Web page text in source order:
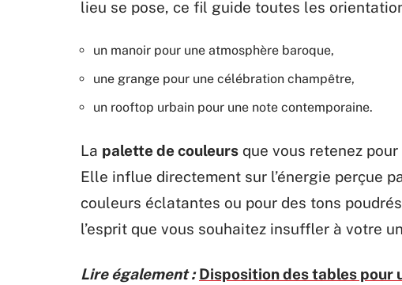
lieu se pose, ce fil guide toutes les
un manoir pour une atmosphère baroque,
une grange pour une célébration champêtre,
un rooftop urbain pour une note contemporaine.
La palette de couleurs que vous retenez pour
Elle influe directement sur l’énergie perçue
couleurs éclatantes ou pour des tons
l’esprit que vous souhaitez insuffler à votre
Lire également : Disposition des tables pour